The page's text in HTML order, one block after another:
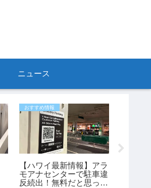
ニュース
おすすめ情報
【ハワイ最新情報】アラ
モアナセンターで駐車違
反続出！無料だと思って